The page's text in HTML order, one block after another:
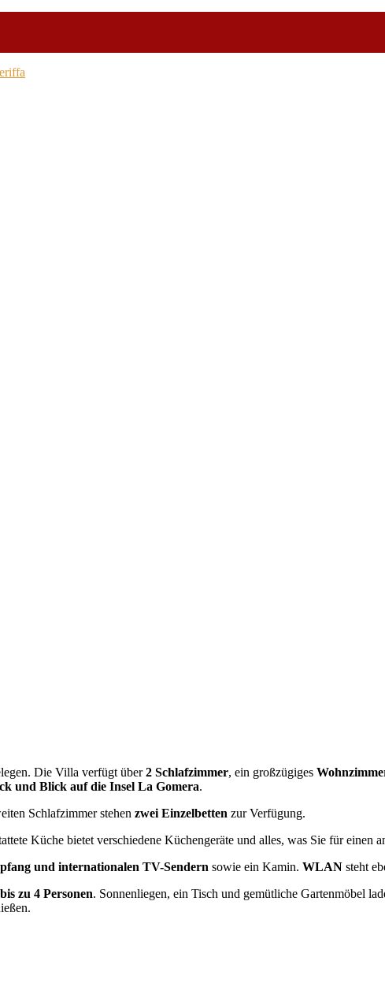
Die Villa verfügt über2 Schlafzimmer, ein großzügiges
und Blick auf die Insel La Gomera.
Schlafzimmer stehen zwei Einzelbetten zur Verfügung.
Küche bietet verschiedene Küchengeräte und alles, was Sie für einen
und internationalen TV-Sendern sowie ein Kamin. WLAN steht
zu 4 Personen. Sonnenliegen, ein Tisch und gemütliche Gartenmöbel